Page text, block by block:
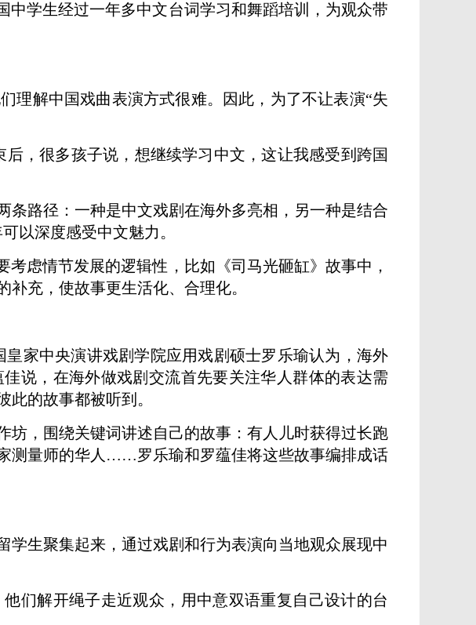
学生经过一年多中文台词学习和舞蹈培训，为观众带
解中国戏曲表演方式很难。因此，为了不让表演“失
，很多孩子说，想继续学习中文，这让我感受到跨国
路径：一种是中文戏剧在海外多亮相，另一种是结合
以深度感受中文魅力。
虑情节发展的逻辑性，比如《司马光砸缸》故事中，
充，使故事更生活化、合理化。
中央演讲戏剧学院应用戏剧硕士罗乐瑜认为，海外
说，在海外做戏剧交流首先要关注华人群体的表达需
的故事都被听到。
，围绕关键词讲述自己的故事：有人儿时获得过长跑
测量师的华人……罗乐瑜和罗蕴佳将这些故事编排成话
生聚集起来，通过戏剧和行为表演向当地观众展现中
解开绳子走近观众，用中意双语重复自己设计的台